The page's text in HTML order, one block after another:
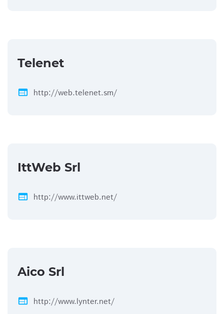
Telenet
web http://web.telenet.sm/
IttWeb Srl
web http://www.ittweb.net/
Aico Srl
web http://www.lynter.net/